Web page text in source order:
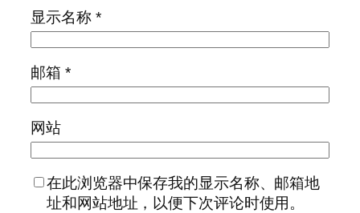
显示名称 *
邮箱 *
网站
在此浏览器中保存我的显示名称、邮箱地
址和网站地址，以便下次评论时使用。